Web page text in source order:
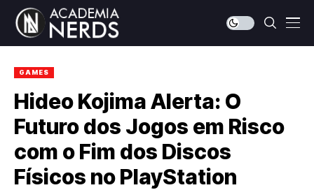
GAMES
Hideo Kojima Alerta: O
Futuro dos Jogos em Risco
com o Fim dos Discos
Físicos no PlayStation